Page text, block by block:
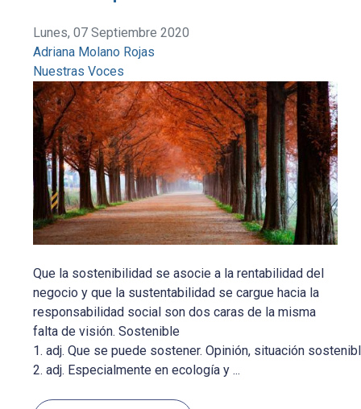
Lunes, 07 Septiembre 2020
Adriana Molano Rojas
Nuestras Voces
Que la sostenibilidad se asocie a la rentabilidad del
negocio y que la sustentabilidad se cargue hacia la
responsabilidad social son dos caras de la misma
falta de visión. Sostenible
1. adj. Que se puede sostener. Opinión, situación
2. adj. Especialmente en ecología y ...